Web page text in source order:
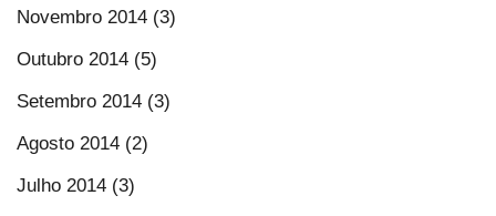
Novembro 2014 (3)
Outubro 2014 (5)
Setembro 2014 (3)
Agosto 2014 (2)
Julho 2014 (3)